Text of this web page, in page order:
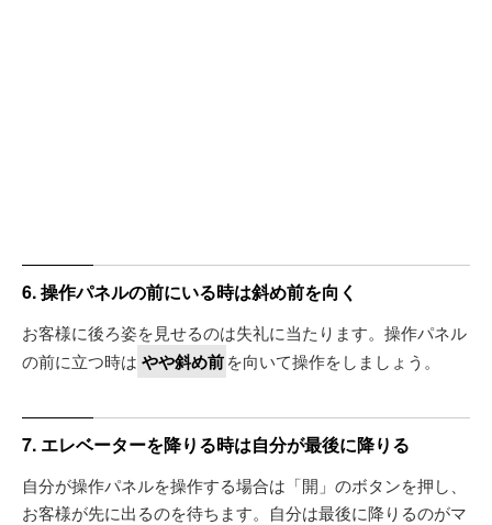
6. 操作パネルの前にいる時は斜め前を向く
お客様に後ろ姿を見せるのは失礼に当たります。操作パネル
の前に立つ時は やや斜め前を向いて操作をしましょう。
7. エレベーターを降りる時は自分が最後に降りる
自分が操作パネルを操作する場合は「開」のボタンを押し、
お客様が先に出るのを待ちます。自分は最後に降りるのがマ